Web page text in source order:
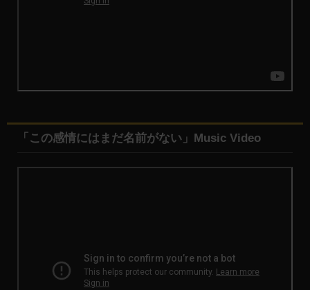
「この感情にはまだ名前がない」Music Video